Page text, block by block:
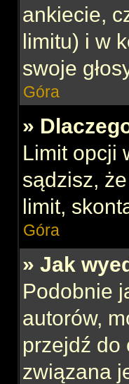
ankiecie,
limitu) i w
swoje
Góra
»
Limit opcji
sądzisz,
limit,
Góra
» Jak
Podobnie
autorów,
przejdź do
związana